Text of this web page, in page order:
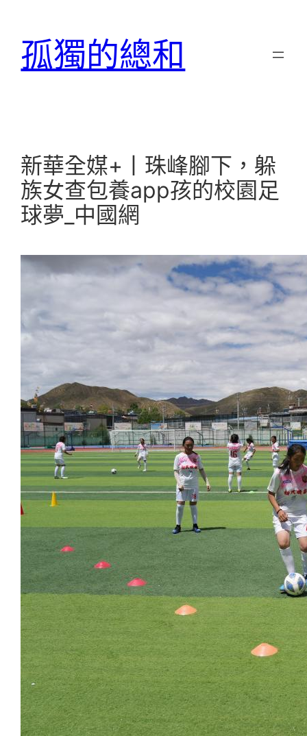
孤獨的總和
新華全媒+丨珠峰腳下，躲
族女查包養app孩的校園足
球夢_中國網